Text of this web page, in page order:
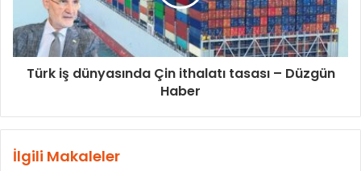
Türk iş dünyasında Çin ithalatı tasası – Düzgün
Haber
İlgili Makaleler